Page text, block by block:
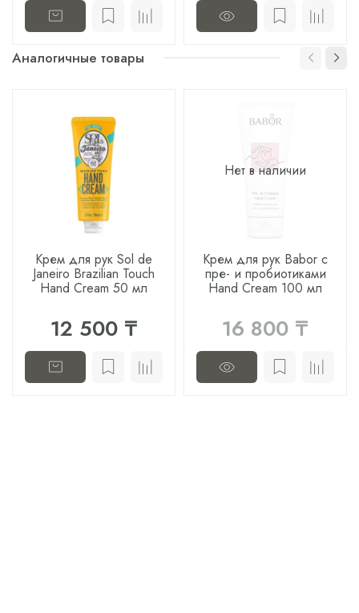
Аналогичные товары
Крем для рук Sol de
Janeiro Brazilian Touch
Hand Cream 50 мл
12 500 ₸
Нет в наличии
Крем для рук Babor с
пре- и пробиотиками
Hand Cream 100 мл
16 800 ₸